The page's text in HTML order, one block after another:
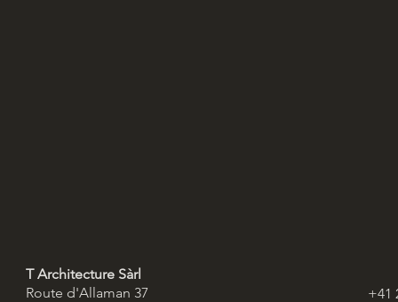
T Architecture Sàrl
Route d'Allaman 37
+41